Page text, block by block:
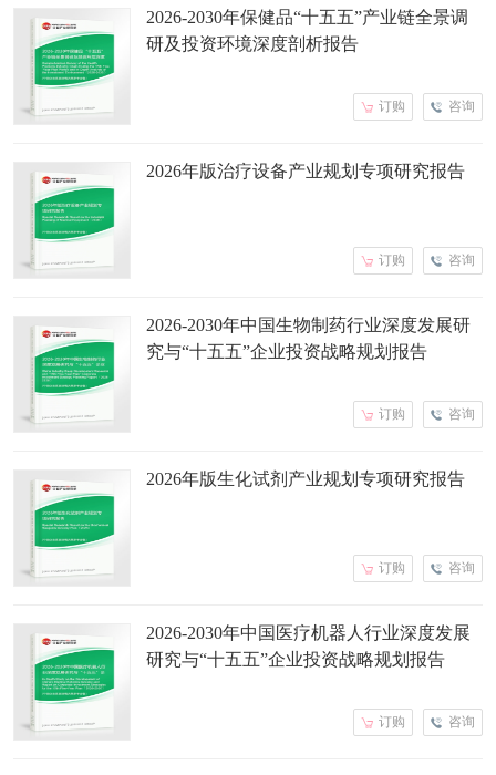
2026-2030年保健品“十五五”产业链全景调
研及投资环境深度剖析报告
咨询
订购
2026年版治疗设备产业规划专项研究报告
咨询
订购
2026-2030年中国生物制药行业深度发展研
究与“十五五”企业投资战略规划报告
咨询
订购
2026年版生化试剂产业规划专项研究报告
咨询
订购
2026-2030年中国医疗机器人行业深度发展
研究与“十五五”企业投资战略规划报告
咨询
订购